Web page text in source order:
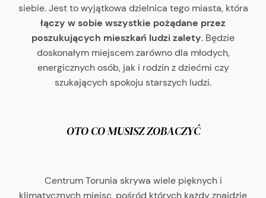
siebie. Jest to wyjątkowa dzielnica tego miasta, która
łączy w sobie wszystkie pożądane przez
poszukujących mieszkań ludzi zalety. Będzie
doskonałym miejscem zarówno dla młodych,
energicznych osób, jak i rodzin z dziećmi czy
szukających spokoju starszych ludzi.
OTO CO MUSISZ ZOBACZYĆ
Centrum Torunia skrywa wiele pięknych i
klimatycznych miejsc, pośród których każdy znajdzie